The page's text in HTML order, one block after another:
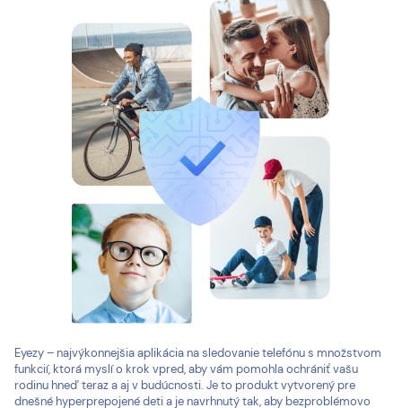
Eyezy – najvýkonnejšia aplikácia na sledovanie telefónu s množstvom
funkcií, ktorá myslí o krok vpred, aby vám pomohla ochrániť vašu
rodinu hneď teraz a aj v budúcnosti. Je to produkt vytvorený pre
dnešné hyperprepojené deti a je navrhnutý tak, aby bezproblémovo